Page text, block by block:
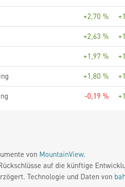
+2,70 %
+2,63 %
+1,97 %
+1,80 %
-0,19 %
von MountainView.
auf die künftige
Technologie und Daten von